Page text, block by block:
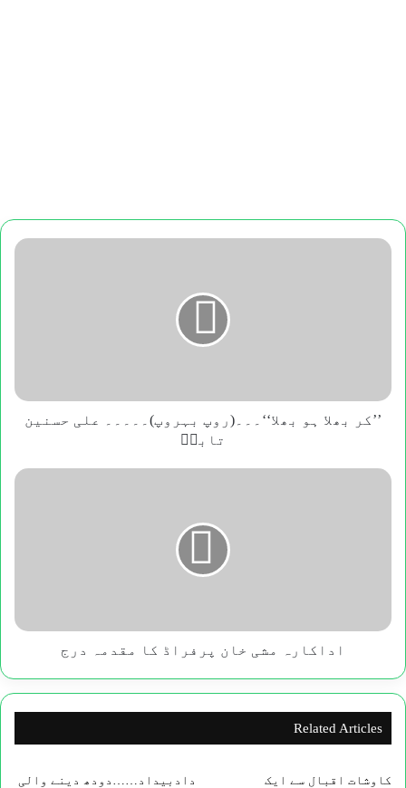
’’کر
تابشؔ
’’کر بھلا ہو بھلا‘‘۔۔۔(روپ بہروپ)۔۔۔۔۔ علی حسنین
تابشؔ
اداکارہ
اداکارہ مشی خان پرفراڈ کا مقدمہ درج
Related Articles
کاوشات اقبال سے ایک
​دادبیداد……دودھ دینے والی